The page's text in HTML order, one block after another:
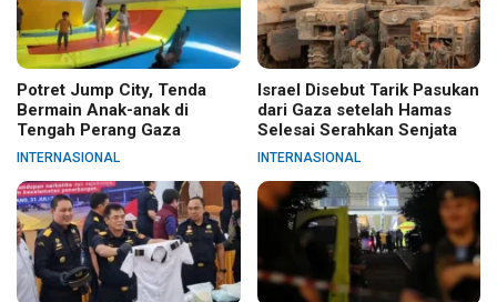
Potret Jump City, Tenda
Bermain Anak-anak di
Tengah Perang Gaza
INTERNASIONAL
Israel Disebut Tarik Pasukan
dari Gaza setelah Hamas
Selesai Serahkan Senjata
INTERNASIONAL